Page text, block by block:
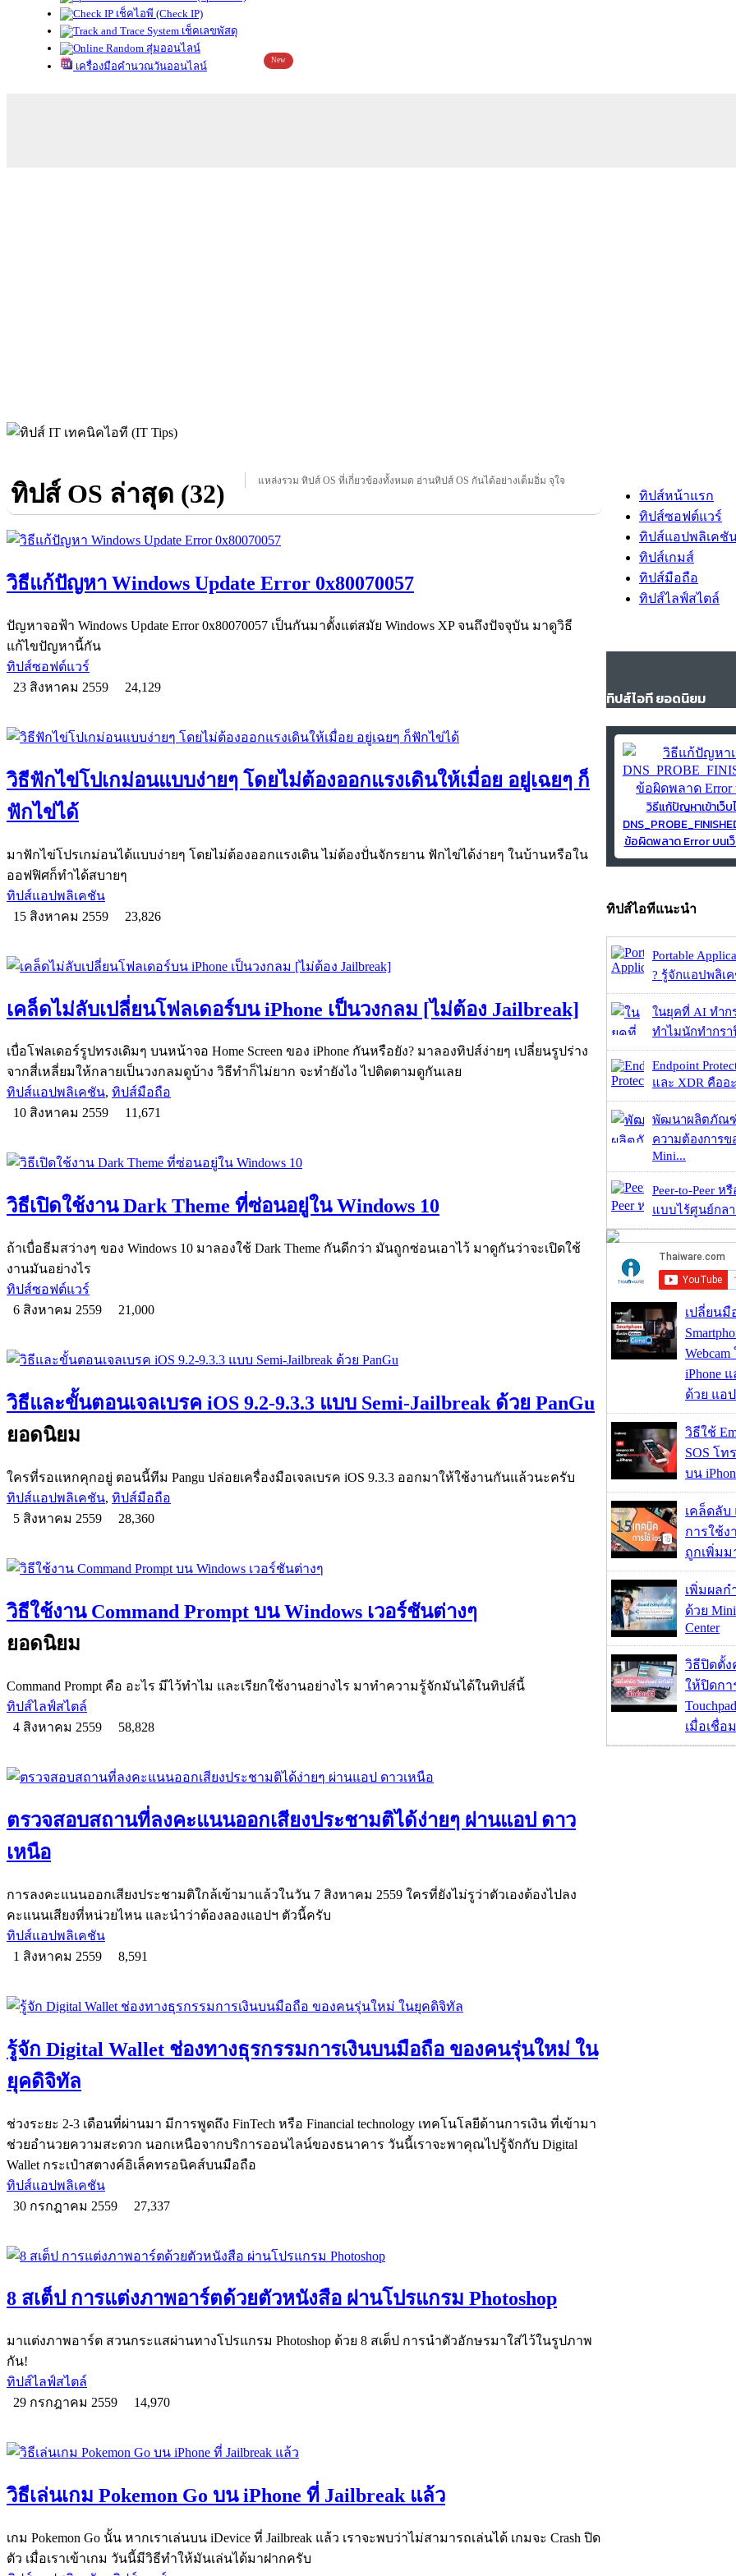
เช็คไอพี (Check IP)
เช็คเลขพัสดุ
สุ่มออนไลน์
เครื่องมือคำนวณวันออนไลน์
New
ทิปส์ OS ล่าสุด (32) แหล่งรวม ทิปส์ OS ที่เกี่ยวข้องทั้งหมด อ่านทิปส์ OS กันได้อย่างเต็มอิ่ม จุใจ
วิธีแก้ปัญหา Windows Update Error 0x80070057
ปัญหาจอฟ้า Windows Update Error 0x80070057 เป็นกันมาตั้งแต่สมัย Windows XP จนถึงปัจจุบัน มาดูวิธี
แก้ไขปัญหานี้กัน
ทิปส์ซอฟต์แวร์
23 สิงหาคม 2559
24,129
วิธีฟักไข่โปเกม่อนแบบง่ายๆ โดยไม่ต้องออกแรงเดินให้เมื่อย อยู่เฉยๆ ก็
ฟักไข่ได้
มาฟักไข่โปรเกม่อนได้แบบง่ายๆ โดยไม่ต้องออกแรงเดิน ไม่ต้องปั่นจักรยาน ฟักไข่ได้ง่ายๆ ในบ้านหรือใน
ออฟฟิศก็ทำได้สบายๆ
ทิปส์แอปพลิเคชัน
15 สิงหาคม 2559
23,826
เคล็ดไม่ลับเปลี่ยนโฟลเดอร์บน iPhone เป็นวงกลม [ไม่ต้อง Jailbreak]
เบื่อโฟลเดอร์รูปทรงเดิมๆ บนหน้าจอ Home Screen ของ iPhone กันหรือยัง? มาลองทิปส์ง่ายๆ เปลี่ยนรูปร่าง
จากสี่เหลี่ยมให้กลายเป็นวงกลมดูบ้าง วิธีทำก็ไม่ยาก จะทำยังไง ไปติดตามดูกันเลย
ทิปส์แอปพลิเคชัน, ทิปส์มือถือ
10 สิงหาคม 2559
11,671
วิธีเปิดใช้งาน Dark Theme ที่ซ่อนอยู่ใน Windows 10
ถ้าเบื่อธีมสว่างๆ ของ Windows 10 มาลองใช้ Dark Theme กันดีกว่า มันถูกซ่อนเอาไว้ มาดูกันว่าจะเปิดใช้
งานมันอย่างไร
ทิปส์ซอฟต์แวร์
6 สิงหาคม 2559
21,000
วิธีและขั้นตอนเจลเบรค iOS 9.2-9.3.3 แบบ Semi-Jailbreak ด้วย PanGu
ยอดนิยม
ใครที่รอแหกคุกอยู่ ตอนนี้ทีม Pangu ปล่อยเครื่องมือเจลเบรค iOS 9.3.3 ออกมาให้ใช้งานกันแล้วนะครับ
ทิปส์แอปพลิเคชัน, ทิปส์มือถือ
5 สิงหาคม 2559
28,360
วิธีใช้งาน Command Prompt บน Windows เวอร์ชันต่างๆ
ยอดนิยม
Command Prompt คือ อะไร มีไว้ทำไม และเรียกใช้งานอย่างไร มาทำความรู้จักมันได้ในทิปส์นี้
ทิปส์ไลฟ์สไตล์
4 สิงหาคม 2559
58,828
ตรวจสอบสถานที่ลงคะแนนออกเสียงประชามติได้ง่ายๆ ผ่านแอป ดาว
เหนือ
การลงคะแนนออกเสียงประชามติใกล้เข้ามาแล้วในวัน 7 สิงหาคม 2559 ใครที่ยังไม่รูว่าตัวเองต้องไปลง
คะแนนเสียงที่หน่วยไหน และนำว่าต้องลองแอปฯ ตัวนี้ครับ
ทิปส์แอปพลิเคชัน
1 สิงหาคม 2559
8,591
รู้จัก Digital Wallet ช่องทางธุรกรรมการเงินบนมือถือ ของคนรุ่นใหม่ ใน
ยุคดิจิทัล
ช่วงระยะ 2-3 เดือนที่ผ่านมา มีการพูดถึง FinTech หรือ Financial technology เทคโนโลยีด้านการเงิน ที่เข้ามา
ช่วยอำนวยความสะดวก นอกเหนือจากบริการออนไลน์ของธนาคาร วันนี้เราจะพาคุณไปรู้จักกับ Digital
Wallet กระเป๋าสตางค์อิเล็คทรอนิคส์บนมือถือ
ทิปส์แอปพลิเคชัน
30 กรกฎาคม 2559
27,337
8 สเต็ป การแต่งภาพอาร์ตด้วยตัวหนังสือ ผ่านโปรแกรม Photoshop
มาแต่งภาพอาร์ต สวนกระแสผ่านทางโปรแกรม Photoshop ด้วย 8 สเต็ป การนำตัวอักษรมาใส่ไว้ในรูปภาพ
กัน!
ทิปส์ไลฟ์สไตล์
29 กรกฎาคม 2559
14,970
วิธีเล่นเกม Pokemon Go บน iPhone ที่ Jailbreak แล้ว
เกม Pokemon Go นั้น หากเราเล่นบน iDevice ที่ Jailbreak แล้ว เราจะพบว่าไม่สามารถเล่นได้ เกมจะ Crash ปิด
ตัว เมื่อเราเข้าเกม วันนี้มีวิธีทำให้มันเล่นได้มาฝากครับ
ทิปส์หน้าแรก
ทิปส์ซอฟต์แวร์
ทิปส์แอปพลิเคชั
ทิปส์เกมส์
ทิปส์มือถือ
ทิปส์ไลฟ์สไตล์
ทิปส์ไอที ยอดนิยม
วิธีแก้ปัญหาเข้าเว็บ
ข้อผิดพลาด Error บนเว็
ทิปส์ไอทีแนะนำ
Portable
? รู้จักแอปพลิเ
ในยุคที่ AI ทำก
ทำไมนักทำกรา
Endpoint
และ XDR คืออ
พัฒนาผลิตภัณ
ความต้องการข
Mini...
Peer-to-Peer ห
แบบไร้ศูนย์กลา
เปลี่ยนมื
iPhone
ด้วย แอป
วิธีใช้
SOS โ
บน
เคล็ดลับ
การใช้ง
ถูกเพิ่มม
เพิ่มผลก
ด้วย
Center
วิธีปิดตั้
ให้ปิดกา
เมื่อเชื่อ